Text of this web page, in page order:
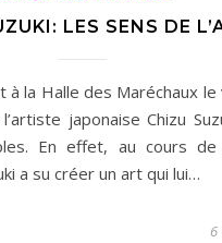
LES SENS DE
japonaise Chizu
En effet, au cours de
a su créer un art qui lui…
6